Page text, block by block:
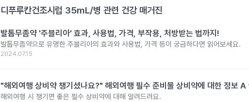
디푸루칸건조시럽 35mL/병 관련 건강 매거진
발톱무좀약 '주블리아' 효과, 사용법, 가격, 부작용, 처방받는 법까지!
발톱무좀약으로 유명한 주블리아의 효과와 사용법, 가격 등이 궁금하다면 읽어보세요.
2024.07.15
"해외여행 상비약 챙기셨나요?" 해외여행 필수 준비물 상비약에 대한 정보
해외여행 시 챙기면 좋은 필수 상비약에 대해 알려드려요.